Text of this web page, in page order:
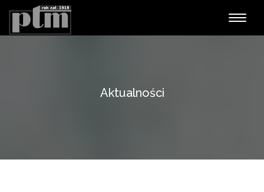
Aktualności